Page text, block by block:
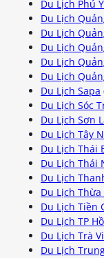
Du Lịch Phú
Du Lịch
Du Lịch
Du Lịch
Du Lịch
Du Lịch
Du Lịch Sapa
Du Lịch Sóc
Du Lịch Sơn
Du Lịch Tây
Du Lịch Thái
Du Lịch Thái
Du Lịch
Du Lịch
Du Lịch Tiền
Du Lịch TP
Du Lịch Trà
Du Lịch